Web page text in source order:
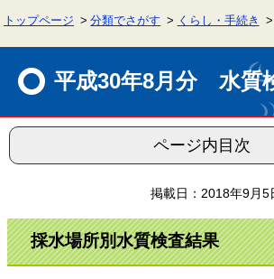
へトップページ 分類でさがす くらし・手続き
平成30年8月分 水質
ページ内目次
掲載日：2018年9月5
採水場所別水質検査結果